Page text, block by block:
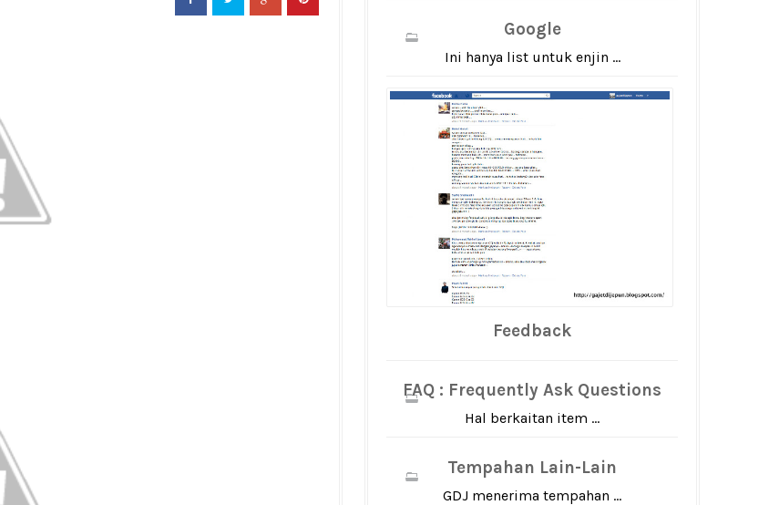
Google
Ini hanya list untuk enjin ...
Feedback
FAQ : Frequently Ask Questions
Hal berkaitan item ...
Tempahan Lain-Lain
GDJ menerima tempahan ...